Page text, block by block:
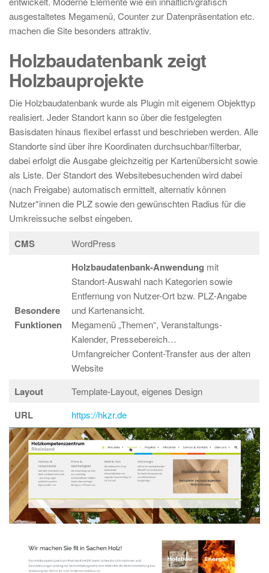
ausgestaltetes Megamenü, Counter zur Datenpräsentation etc.
machen die Site besonders attraktiv.
Holzbaudatenbank zeigt
Holzbauprojekte
Die Holzbaudatenbank wurde als Plugin mit eigenem Objekttyp
realisiert. Jeder Standort kann so über die festgelegten
Basisdaten hinaus flexibel erfasst und beschrieben werden. Alle
Standorte sind über ihre Koordinaten durchsuchbar/filterbar,
dabei erfolgt die Ausgabe gleichzeitig per Kartenübersicht sowie
als Liste. Der Standort des Websitebesuchenden wird dabei
(nach Freigabe) automatisch ermittelt, alternativ können
Nutzer*innen die PLZ sowie den gewünschten Radius für die
Umkreissuche selbst eingeben.
CMS WordPress
Besondere
Funktionen
Holzbaudatenbank-Anwendung mit
Standort-Auswahl nach Kategorien sowie
Entfernung von Nutzer-Ort bzw. PLZ-Angabe
und Kartenansicht.
Megamenü „Themen“, Veranstaltungs-
Kalender, Pressebereich…
Umfangreicher Content-Transfer aus der alten
Website
Layout Template-Layout, eigenes Design
URL https://hkzr.de